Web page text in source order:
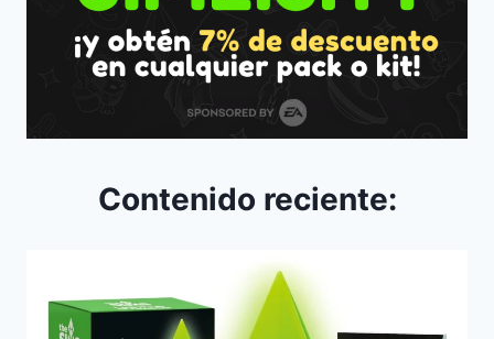
Contenido reciente: